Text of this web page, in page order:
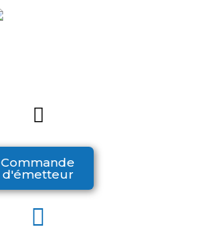
Commande
d'émetteur